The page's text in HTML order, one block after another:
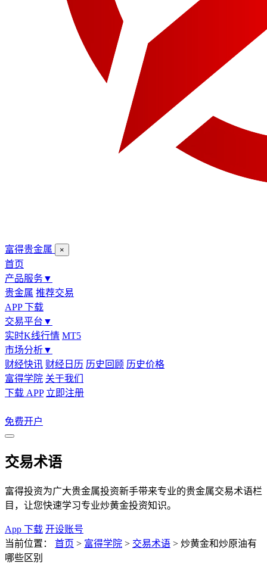
富得贵金属 ×
首页
产品服务▼
贵金属 推荐交易
APP 下载
交易平台 ▼
实时K线行情 MT5
市场分析▼
财经快讯 财经日历 历史回顾 历史价格
富得学院 关于我们
下载 APP 立即注册
免费开户
交易术语
富得投资为广大贵金属投资新手带来专业的贵金属交易术语栏
目，让您快速学习专业炒黄金投资知识。
App 下载 开设账号
当前位置：
首页 > 富得学院 > 交易术语 > 炒黄金和炒原油有
哪些区别